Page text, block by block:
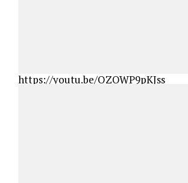
https://youtu.be/OZQWP9pKJss